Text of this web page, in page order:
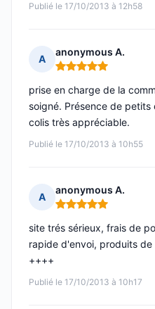
Publié le 17/10/2013 à 12h58
A
anonymous A.
Note : 5 sur 5
Publié le 17/10/2013 à 10h55
prise en charge de la
soigné. Présence de
colis très appréciable.
A
anonymous A.
Note : 5 sur 5
Publié le 17/10/2013 à 10h17
site trés sérieux, frais de
rapide d'envoi, produits
++++